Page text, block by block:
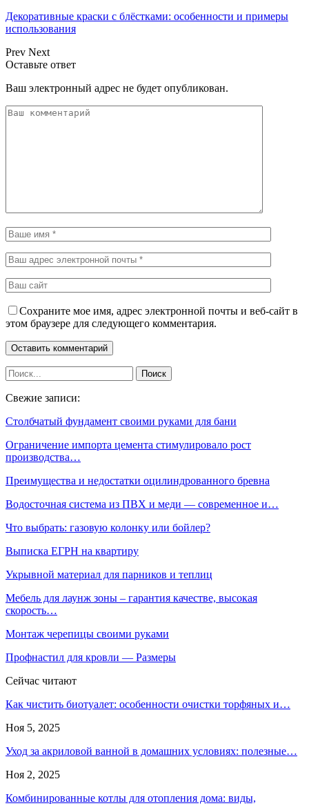
Декоративные краски с блёстками: особенности и примеры
использования
Prev Next
Оставьте ответ
Ваш электронный адрес не будет опубликован.
Сохраните мое имя, адрес электронной почты и веб-сайт в
этом браузере для следующего комментария.
Свежие записи:
Столбчатый фундамент своими руками для бани
Ограничение импорта цемента стимулировало рост
производства…
Преимущества и недостатки оцилиндрованного бревна
Водосточная система из ПВХ и меди — современное и…
Что выбрать: газовую колонку или бойлер?
Выписка ЕГРН на квартиру
Укрывной материал для парников и теплиц
Мебель для лаунж зоны – гарантия качестве, высокая
скорость…
Монтаж черепицы своими руками
Профнастил для кровли — Размеры
Сейчас читают
Как чистить биотуалет: особенности очистки торфяных и…
Ноя 5, 2025
Уход за акриловой ванной в домашних условиях: полезные…
Ноя 2, 2025
Комбинированные котлы для отопления дома: виды,